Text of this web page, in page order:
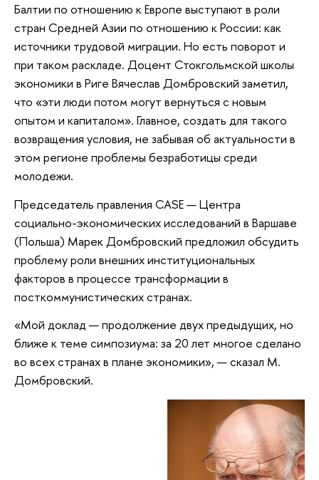
Балтии по отношению к Европе выступают в роли
стран Средней Азии по отношению к России: как
источники трудовой миграции. Но есть поворот и
при таком раскладе. Доцент Стокгольмской школы
экономики в Риге Вячеслав Домбровский заметил,
что «эти люди потом могут вернуться с новым
опытом и капиталом». Главное, создать для такого
возвращения условия, не забывая об актуальности в
этом регионе проблемы безработицы среди
молодежи.
Председатель правления CASE — Центра
социально-экономических исследований в Варшаве
(Польша) Марек Домбровский предложил обсудить
проблему роли внешних институциональных
факторов в процессе трансформации в
посткоммунистических странах.
«Мой доклад — продолжение двух предыдущих, но
ближе к теме симпозиума: за 20 лет многое сделано
во всех странах в плане экономики», — сказал М.
Домбровский.